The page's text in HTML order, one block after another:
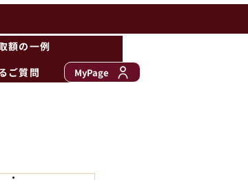
額の一例
ご質問 MyPage